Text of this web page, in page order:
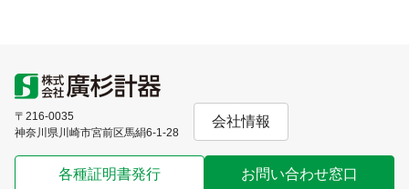
〒216-0035
神奈川県川崎市宮前区馬絹6-1-28
会社情報
各種証明書発行 お問い合わせ窓口